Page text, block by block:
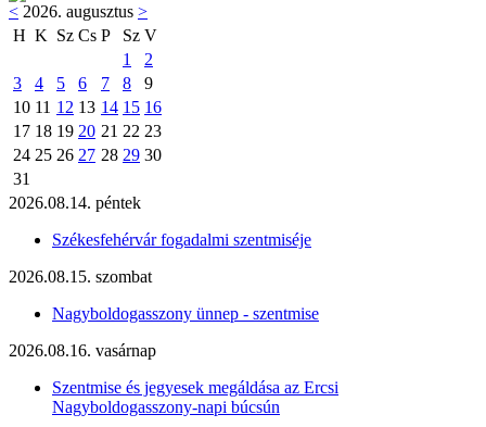
< 2026. augusztus >
H K Sz Cs P Sz V
1
2
3
4 5 6 7 8
9
10 11 12 13 14 15 16
17 18 19 20 21 22 23
24 25 26 27 28 29 30
31
2026.08.14. péntek
Székesfehérvár fogadalmi szentmiséje
2026.08.15. szombat
Nagyboldogasszony ünnep - szentmise
2026.08.16. vasárnap
Szentmise és jegyesek megáldása az Ercsi
Nagyboldogasszony-napi búcsún